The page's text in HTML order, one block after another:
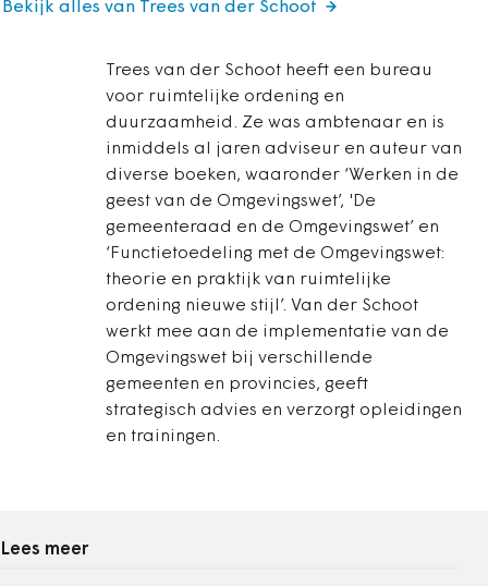
Trees van der Schoot heeft een bureau
voor ruimtelijke ordening en
duurzaamheid. Ze was ambtenaar en is
inmiddels al jaren adviseur en auteur van
diverse boeken, waaronder ‘Werken in de
geest van de Omgevingswet’, 'De
gemeenteraad en de Omgevingswet’ en
‘Functietoedeling met de Omgevingswet:
theorie en praktijk van ruimtelijke
ordening nieuwe stijl’. Van der Schoot
werkt mee aan de implementatie van de
Omgevingswet bij verschillende
gemeenten en provincies, geeft
strategisch advies en verzorgt opleidingen
en trainingen.
Bekijk alles van Trees van der Schoot
Lees meer